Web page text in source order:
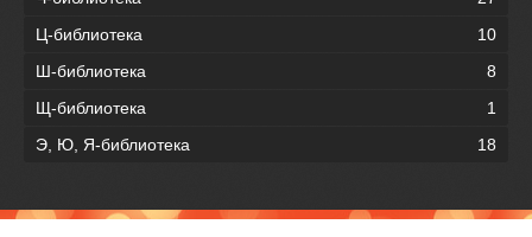
Ц-библиотека
10
Ш-библиотека
8
Щ-библиотека
1
Э, Ю, Я-библиотека
18